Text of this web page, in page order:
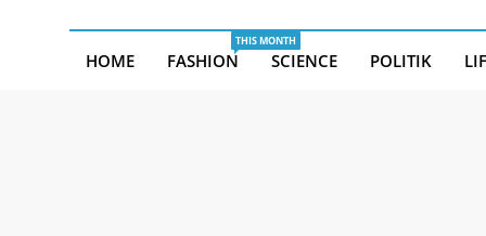
HOME FASHION
THIS MONTH
SCIENCE POLITIK